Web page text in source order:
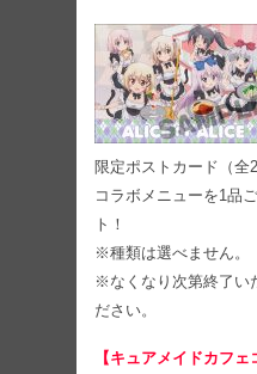
限定ポストカード（全2
コラボメニューを1品
ト！
※種類は選べません。
※なくなり次第終了い
ださい。
【キュアメイドカフェ